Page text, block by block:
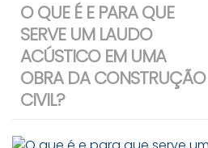
O QUE É E PARA QUE
SERVE UM LAUDO
ACÚSTICO EM UMA
OBRA DA CONSTRUÇÃO
CIVIL?